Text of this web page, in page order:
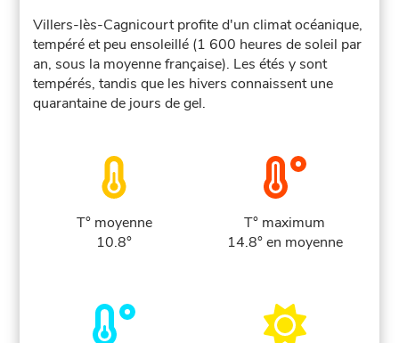
Villers-lès-Cagnicourt profite d'un climat océanique,
tempéré et peu ensoleillé (1 600 heures de soleil par
an, sous la moyenne française). Les étés y sont
tempérés, tandis que les hivers connaissent une
quarantaine de jours de gel.
T° moyenne
10.8°
T° maximum
14.8° en moyenne